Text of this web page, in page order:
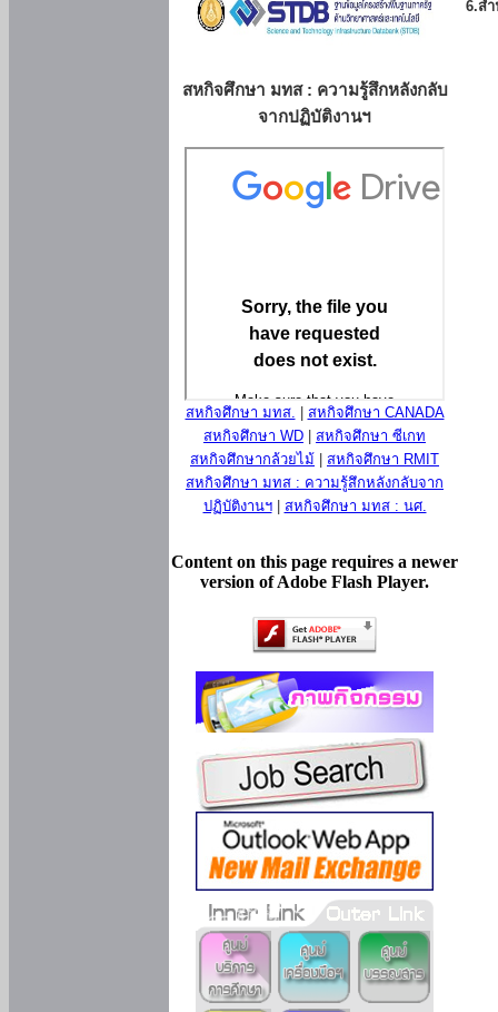
สหกิจศึกษา มทส : ความรู้สึกหลังกลับ
จากปฏิบัติงานฯ
สหกิจศึกษา มทส.
สหกิจศึกษา CANADA
สหกิจศึกษา WD
สหกิจศึกษา ซีเกท
สหกิจศึกษากล้วยไม้
สหกิจศึกษา RMIT
สหกิจศึกษา มทส : ความรู้สึกหลังกลับจาก
ปฏิบัติงานฯ| สหกิจศึกษา มทส : นศ.
Content on this page requires a newer
version of Adobe Flash Player.
6.ส